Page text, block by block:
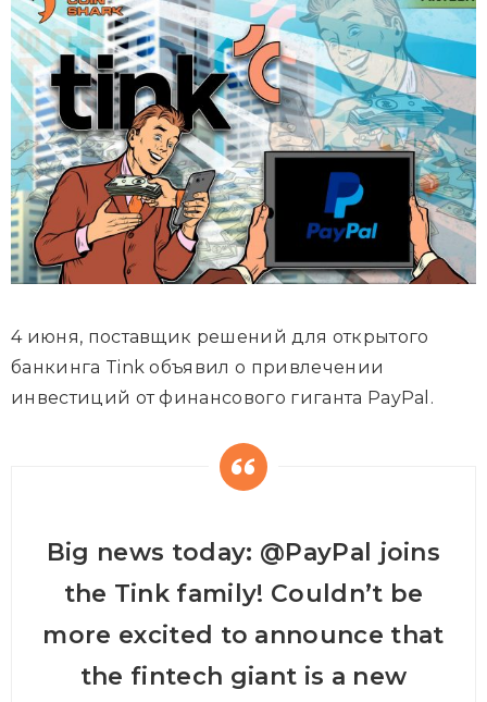
4 июня, поставщик решений для открытого
банкинга Tink объявил о привлечении
инвестиций от финансового гиганта PayPal.
Big news today: @PayPal
joins
the Tink family! Couldn’t be
more excited to announce that
the fintech giant is a new